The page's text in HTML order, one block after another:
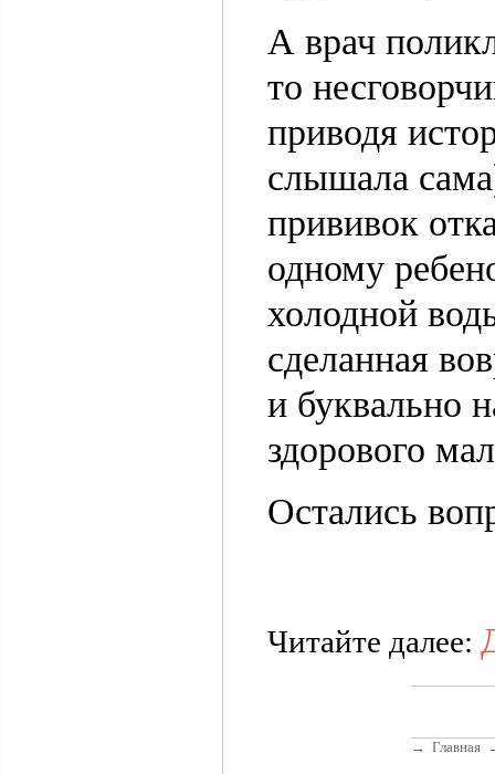
А врач
то
приводя
слышала
прививок
одному
холодной
сделанная
и буквально
здорового
Остались
Читайте далее:
→ Главная